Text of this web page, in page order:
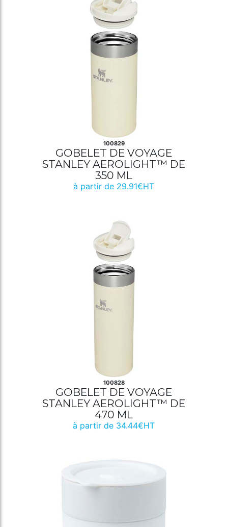
100829
GOBELET DE VOYAGE
STANLEY AEROLIGHT™ DE
350 ML
à partir de 29.91€HT
100828
GOBELET DE VOYAGE
STANLEY AEROLIGHT™ DE
470 ML
à partir de 34.44€HT